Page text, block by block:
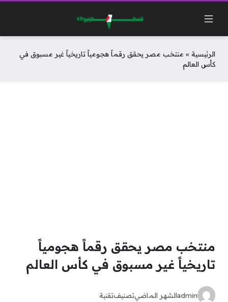
الرئيسية » منتخب مصر يحقق رقماً هجومياً تاريخياً غير مسبوق في
كأس العالم
منتخب مصر يحقق رقماً هجومياً
تاريخياً غير مسبوق في كأس العالم
adminالشهر الماضيتصنيفتقنية